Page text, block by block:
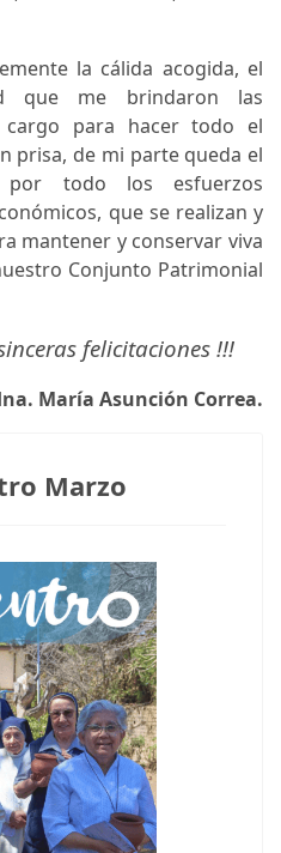
la cálida acogida, el
que me brindaron las
para hacer todo el
prisa, de mi parte queda el
por todo los esfuerzos
que se realizan y
mantener y conservar viva
Conjunto Patrimonial
felicitaciones !!!
María Asunción Correa.
Marzo